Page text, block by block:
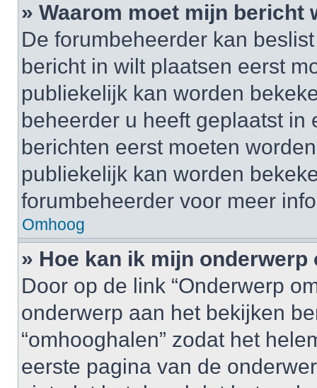
» Waarom moet mijn bericht
De forumbeheerder kan
bericht in wilt plaatsen eerst
publiekelijk kan worden
beheerder u heeft geplaatst
berichten eerst moeten
publiekelijk kan worden
forumbeheerder voor meer
Omhoog
» Hoe kan ik mijn onderwerp
Door op de link “Onderwerp
onderwerp aan het bekijken
“omhooghalen” zodat het
eerste pagina van de